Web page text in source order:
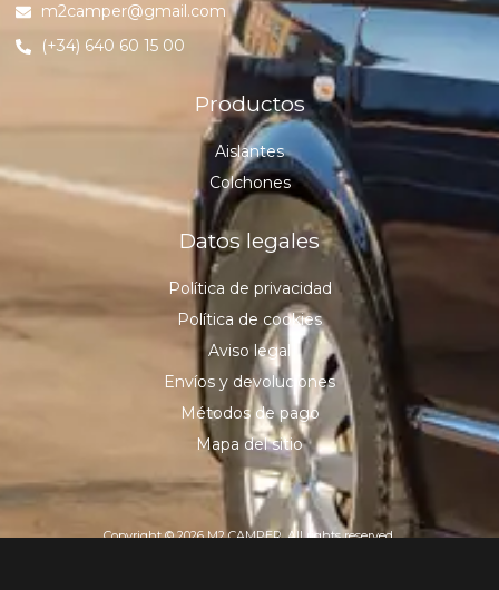
m2camper@gmail.com
(+34) 640 60 15 00
Productos
Aislantes
Colchones
Datos legales
Política de privacidad
Política de cookies
Aviso legal
Envíos y devoluciones
Métodos de pago
Mapa del sitio
Copyright © 2026 M2 CAMPER, All rights reserved.